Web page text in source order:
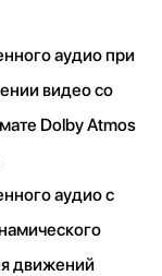
аудио при
видео со
Dolby Atmos
аудио с
движений